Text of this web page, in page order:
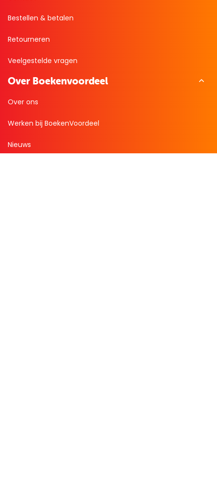
Bestellen & betalen
Retourneren
Veelgestelde vragen
Over Boekenvoordeel
Over ons
Werken bij BoekenVoordeel
Nieuws